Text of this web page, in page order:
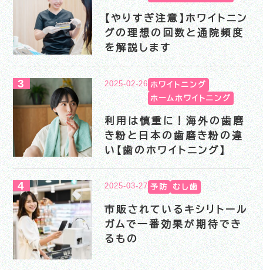
【やりすぎ注意】ホワイトニン
グの理想の回数と通院頻度
を解説します
2025-02-26 ホワイトニング
ホームホワイトニング
利用は慎重に！海外の歯磨
き粉と日本の歯磨き粉の違
い【歯のホワイトニング】
2025-03-27 予防 むし歯
市販されているキシリトール
ガムで一番効果が期待でき
るもの